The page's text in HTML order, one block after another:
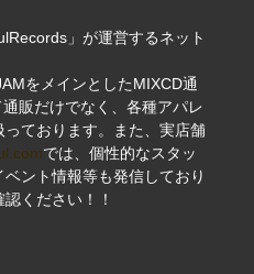
」が運営するネット
をメインとしたMIXCD通
販だけでなく、各種アパレ
ております。また、実店舗
では、個性的なスタッ
ント情報等も発信しており
ください！！